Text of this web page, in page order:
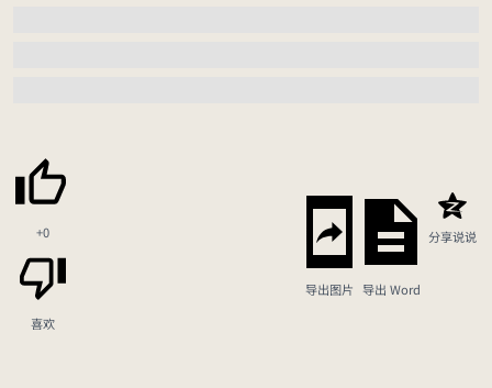
+0
喜欢
导出图片 导出 Word
分享说说